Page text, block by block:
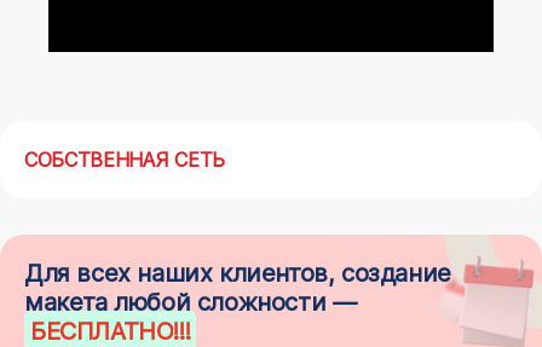
СОБСТВЕННАЯ СЕТЬ
Для всех наших клиентов, создание
макета любой сложности —
БЕСПЛАТНО!!!